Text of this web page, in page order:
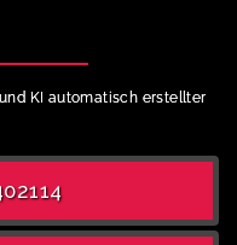
KI automatisch erstellter